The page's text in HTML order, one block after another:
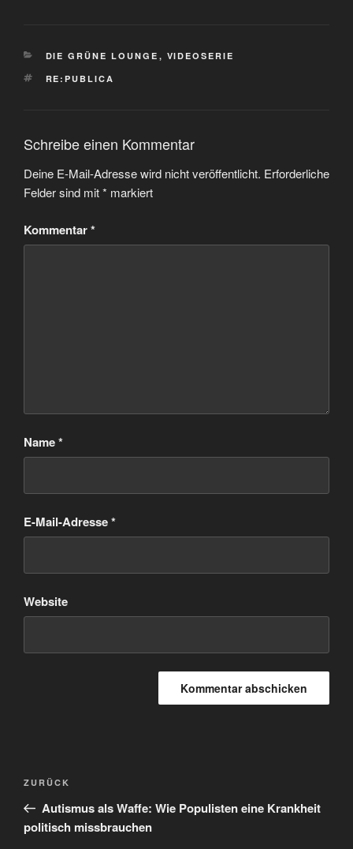
KATEGORIEN
DIE GRÜNE LOUNGE , VIDEOSERIE
SCHLAGWÖRTER
RE:PUBLICA
Schreibe einen Kommentar
Deine E-Mail-Adresse wird nicht veröffentlicht. Erforderliche
Felder sind mit* markiert
Kommentar*
Name*
E-Mail-Adresse*
Website
Beitragsnavigation
Vorheriger
Beitrag
ZURÜCK
Autismus als Waffe: Wie Populisten eine Krankheit
politisch missbrauchen